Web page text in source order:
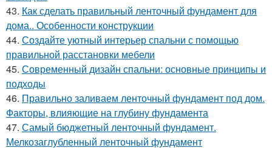
43. Как сделать правильный ленточный фундамент для
дома.. Особенности конструкции
44. Создайте уютный интерьер спальни с помощью
правильной расстановки мебели
45. Современный дизайн спальни: основные принципы и
подходы
46. Правильно заливаем ленточный фундамент под дом.
Факторы, влияющие на глубину фундамента
47. Самый бюджетный ленточный фундамент.
Мелкозаглубленный ленточный фундамент